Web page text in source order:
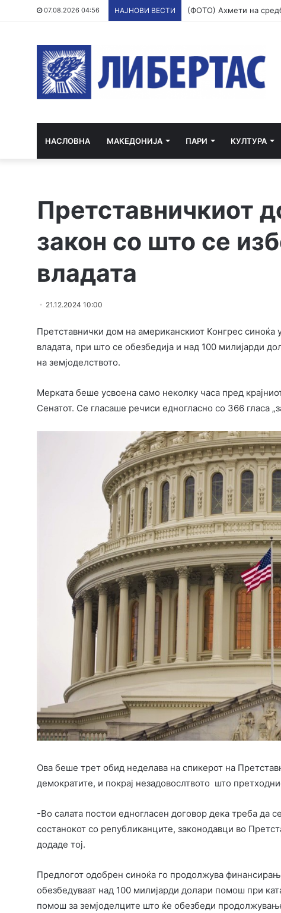
07.08.2026 04:56 НАЈНОВИ ВЕСТИ
НАСЛОВНА МАКЕДОНИЈА ПАРИ КУЛТУРА
Претставничкиот
закон со што се
владата
21.12.2024 10:00
Претставнички дом на американскиот Конгрес синоќа
владата, при што се обезбедија и над 100 милијарди
на земјоделството.
Мерката беше усвоена само неколку часа пред
Сенатот. Се гласаше речиси едногласно со 366 гласа
Ова беше трет обид неделава на спикерот на
демократите, и покрај незадовослтвото што
-Во салата постои едногласен договор дека треба да
состанокот со републиканците, законодавци во
додаде тој.
Предлогот одобрен синоќа го продолжува
обезбедуваат над 100 милијарди долари помош при
помош за земјоделците што ќе обезбеди